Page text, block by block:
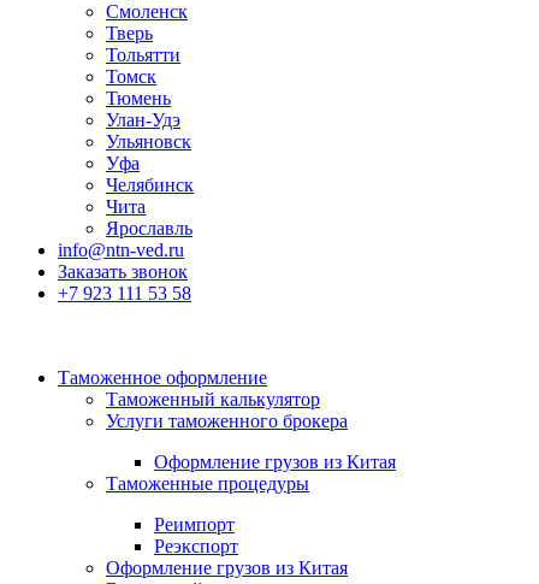
Смоленск
Тверь
Тольятти
Томск
Тюмень
Улан-Удэ
Ульяновск
Уфа
Челябинск
Чита
Ярославль
info@ntn-ved.ru
Заказать звонок
+7 923 111 53 58
Таможенное оформление
Таможенный калькулятор
Услуги таможенного брокера
Оформление грузов из Китая
Таможенные процедуры
Реимпорт
Реэкспорт
Оформление грузов из Китая